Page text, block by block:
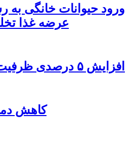
ورود حیوانات خانگی به
عرضه غذا
افزایش ۵ درصدی ظرفیت قطارهای اربعین
کاهش